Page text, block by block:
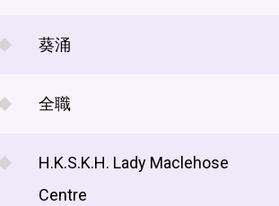
葵涌
全職
H.K.S.K.H. Lady Maclehose
Centre